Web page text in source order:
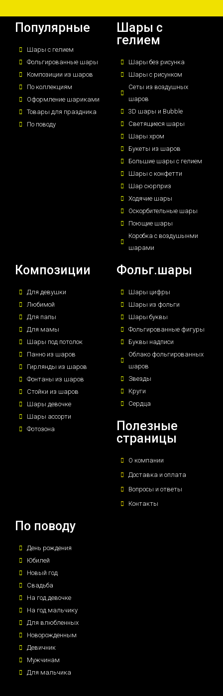
Популярные
Шары с гелием
Фольгированные шары
Композиции из шаров
По коллекциям
Оформление шариками
Товары для праздника
По поводу
Шары с
гелием
Шары без рисунка
Шары с рисунком
Сеты из воздушных
шаров
3D шары и Bubble
Светящиеся шары
Шары хром
Букеты из шаров
Большие шары с гелием
Шары с конфетти
Шар сюрприз
Ходячие шары
Оскорбительные шары
Поющие шары
Коробка с воздушынми
шарами
Композиции
Для девушки
Любимой
Для папы
Для мамы
Шары под потолок
Панно из шаров
Гирлянды из шаров
Фонтаны из шаров
Стойки из шаров
Шары девочке
Шары ассорти
Фотозона
Фольг.шары
Шары цифры
Шары из фольги
Шары буквы
Фольгированные фигуры
Буквы надписи
Облако фольгированных
шаров
Звезды
Круги
Сердца
Полезные
страницы
О компании
Доставка и оплата
Вопросы и ответы
Контакты
По поводу
День рождения
Юбилей
Новый год
Свадьба
На год девочке
На год мальчику
Для влюбленных
Новорожденным
Девичник
Мужчинам
Для мальчика